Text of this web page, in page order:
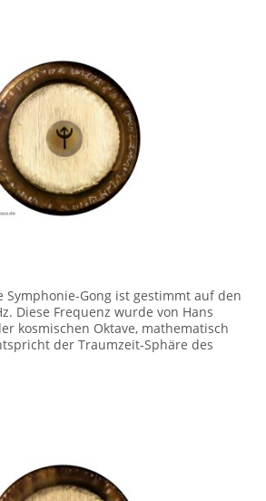
Symphonie-Gong ist gestimmt auf den
Diese Frequenz wurde von Hans
kosmischen Oktave, mathematisch
der Traumzeit-Sphäre des